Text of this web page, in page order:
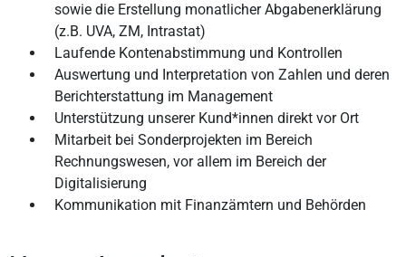
sowie die Erstellung monatlicher Abgabenerklärung
(z.B. UVA, ZM, Intrastat)
Laufende Kontenabstimmung und Kontrollen
Auswertung und Interpretation von Zahlen und deren
Berichterstattung im Management
Unterstützung unserer Kund*innen direkt vor Ort
Mitarbeit bei Sonderprojekten im Bereich
Rechnungswesen, vor allem im Bereich der
Digitalisierung
Kommunikation mit Finanzämtern und Behörden